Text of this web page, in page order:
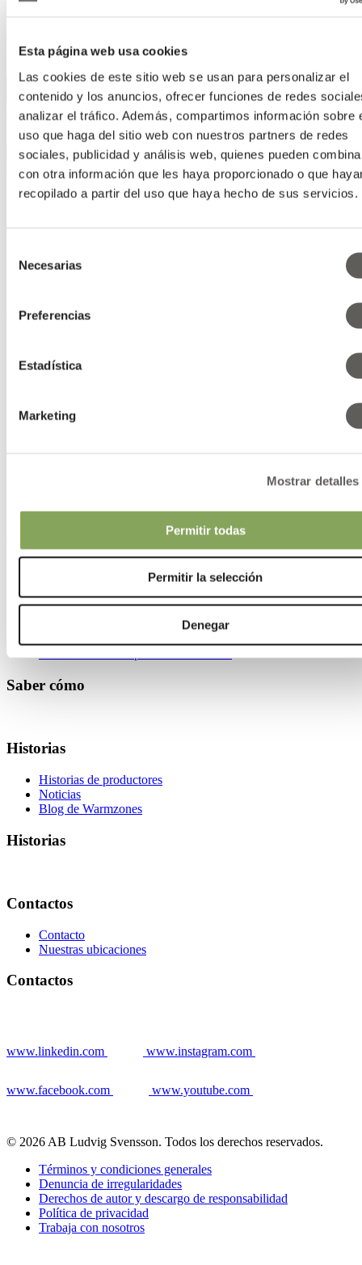
Esta página web usa cookies
Las cookies de este sitio web se usan para personalizar el
contenido y los anuncios, ofrecer funciones de redes
analizar el tráfico. Además, compartimos información sobre
uso que haga del sitio web con nuestros partners de redes
sociales, publicidad y análisis web, quienes pueden
con otra información que les haya proporcionado o que
recopilado a partir del uso que haya hecho de sus servicios.
Necesarias
Preferencias
Estadística
Marketing
Mostrar detalles
Permitir todas
Permitir la selección
Denegar
Por característica en el menú
Filtrar
Categorías
Familia
Característica
Show
We can make your climate work
Temas climáticos
Saber cómo
Historias
Historias de productores
Noticias
Blog de Warmzones
Historias
Contactos
Contacto
Nuestras ubicaciones
Contactos
www.linkedin.com www.instagram.com
www.facebook.com www.youtube.com
© 2026 AB Ludvig Svensson. Todos los derechos reservados.
Términos y condiciones generales
Denuncia de irregularidades
Derechos de autor y descargo de responsabilidad
Política de privacidad
Trabaja con nosotros